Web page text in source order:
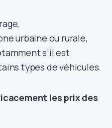
urbaine ou rurale,
s’il est
types de véhicules.
les prix des